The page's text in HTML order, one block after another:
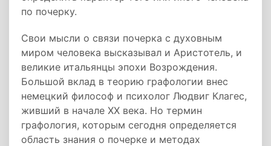
по почерку.
Свои мысли о связи почерка с духовным
миром человека высказывал и Аристотель, и
великие итальянцы эпохи Возрождения.
Большой вклад в теорию графологии внес
немецкий философ и психолог Людвиг Клагес,
живший в начале XX века. Но термин
графология, которым сегодня определяется
область знания о почерке и методах